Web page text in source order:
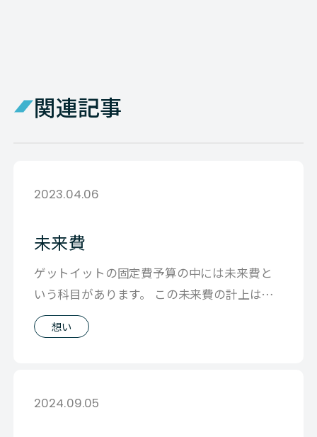
関連記事
2023.04.06
未来費
ゲットイットの固定費予算の中には未来費と
いう科目があります。 この未来費の計上は
2021/04から始まるFY21から導入
想い
2024.09.05